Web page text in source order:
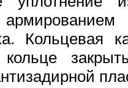
Кольцевая